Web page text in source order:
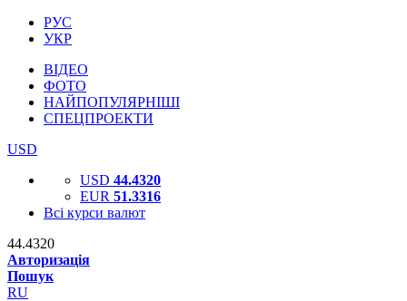
РУС
УКР
ВІДЕО
ФОТО
НАЙПОПУЛЯРНІШІ
СПЕЦПРОЕКТИ
USD
USD 44.4320
EUR 51.3316
Всі курси валют
44.4320
Авторизація
Пошук
RU